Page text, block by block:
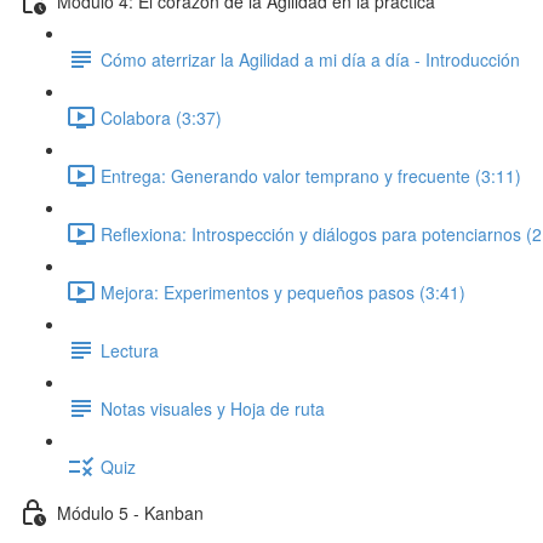
Cómo aterrizar la Agilidad a mi día a día - Introducción
Colabora (3:37)
Entrega: Generando valor temprano y frecuente (3:11)
Reflexiona: Introspección y diálogos para potenciarnos
Mejora: Experimentos y pequeños pasos (3:41)
Lectura
Notas visuales y Hoja de ruta
Quiz
Módulo 5 - Kanban